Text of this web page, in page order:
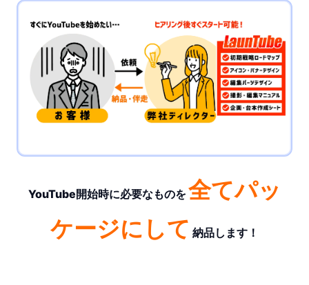
YouTube開始時に必要なものを全てパッ
ケージにして 納品します！